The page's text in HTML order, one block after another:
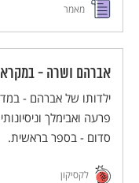
דווקא מתוך מגמה
החסד אשר אפיינה את
חסד שלא הצטמצם
בתחנונים על גורלם של
שמגמתו להיטיב עם
מאמר
אברהם ושרה -
ילדותו של אברהם -
פרעה ואבימלך
סדום - בספר בראשית.
לקסיקון